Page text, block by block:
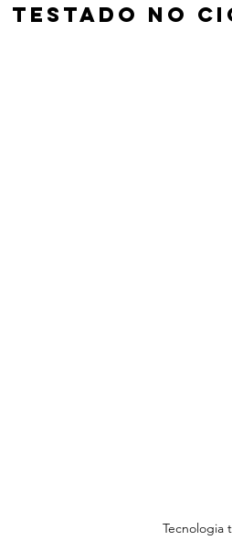
Testado no
Tecnologia